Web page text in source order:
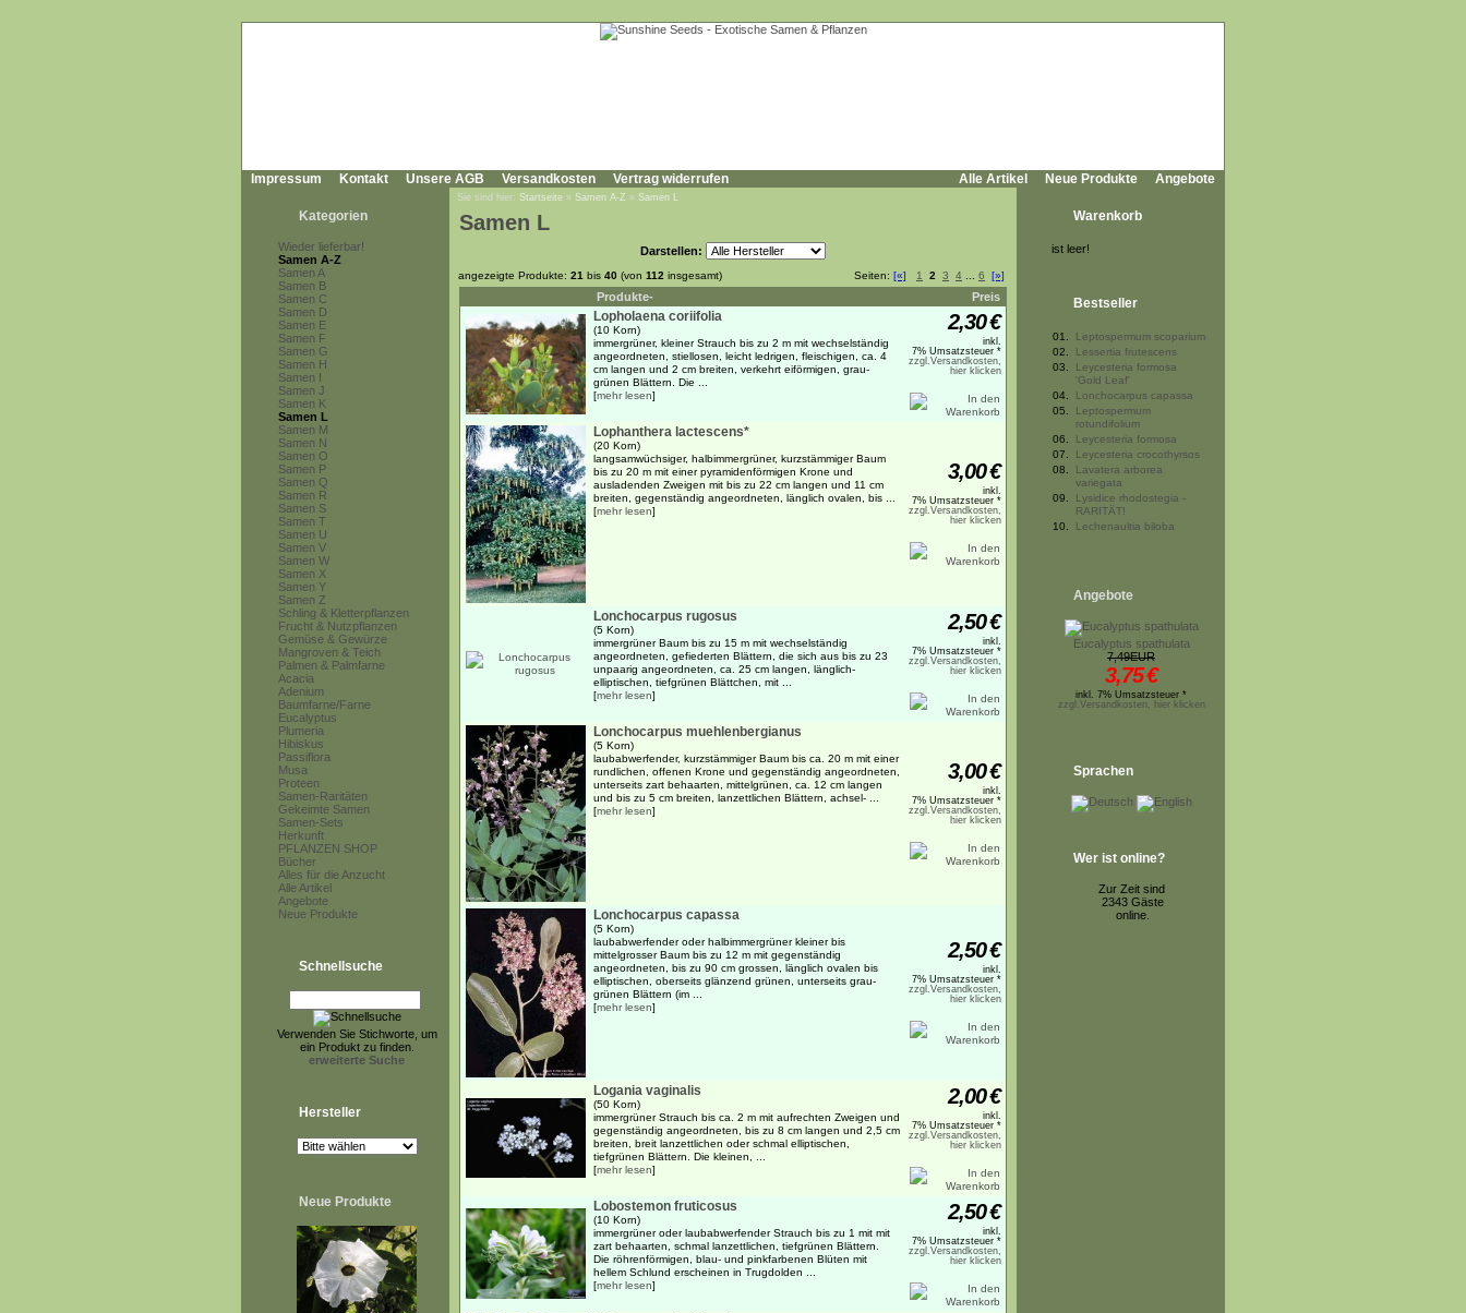
Impressum Kontakt Unsere AGB Versandkosten Vertrag widerrufen Alle Artikel Neue Produkte Angebote
Kategorien
Wieder lieferbar!
Samen A-Z
Samen A
Samen B
Samen C
Samen D
Samen E
Samen F
Samen G
Samen H
Samen I
Samen J
Samen K
Samen L
Samen M
Samen N
Samen O
Samen P
Samen Q
Samen R
Samen S
Samen T
Samen U
Samen V
Samen W
Samen X
Samen Y
Samen Z
Schling & Kletterpflanzen
Frucht & Nutzpflanzen
Gemüse & Gewürze
Mangroven & Teich
Palmen & Palmfarne
Acacia
Adenium
Baumfarne/Farne
Eucalyptus
Plumeria
Hibiskus
Passiflora
Musa
Proteen
Samen-Raritäten
Gekeimte Samen
Samen-Sets
Herkunft
PFLANZEN SHOP
Bücher
Alles für die Anzucht
Alle Artikel
Angebote
Neue Produkte
Schnellsuche
Verwenden Sie Stichworte, um
ein Produkt zu finden.
erweiterte Suche
Hersteller
Neue Produkte
Sie sind hier: Startseite » Samen A-Z » Samen L
Samen L
Darstellen:
angezeigte Produkte: 21 bis 40 (von 112 insgesamt) Seiten: [«] 1 2 3 4 6 [»]
Produkte- Preis
Lopholaena coriifolia
(10 Korn)
immergrüner, kleiner Strauch bis zu 2 m mit wechselständig
angeordneten, stiellosen, leicht ledrigen, fleischigen, ca. 4
cm langen und 2 cm breiten, verkehrt eiförmigen, grau-
grünen Blättern. Die ...
[mehr lesen]
2,30€
inkl.
7% Umsatzsteuer *
zzgl.Versandkosten,
hier klicken
Lophanthera lactescens*
(20 Korn)
langsamwüchsiger, halbimmergrüner, kurzstämmiger Baum
bis zu 20 m mit einer pyramidenförmigen Krone und
ausladenden Zweigen mit bis zu 22 cm langen und 11 cm
breiten, gegenständig angeordneten, länglich ovalen, bis ...
[mehr lesen]
3,00€
inkl.
7% Umsatzsteuer *
zzgl.Versandkosten,
hier klicken
Lonchocarpus rugosus
(5 Korn)
immergrüner Baum bis zu 15 m mit wechselständig
angeordneten, gefiederten Blättern, die sich aus bis zu 23
unpaarig angeordneten, ca. 25 cm langen, länglich-
elliptischen, tiefgrünen Blättchen, mit ...
[mehr lesen]
2,50€
inkl.
7% Umsatzsteuer *
zzgl.Versandkosten,
hier klicken
Lonchocarpus muehlenbergianus
(5 Korn)
laubabwerfender, kurzstämmiger Baum bis ca. 20 m mit einer
rundlichen, offenen Krone und gegenständig angeordneten,
unterseits zart behaarten, mittelgrünen, ca. 12 cm langen
und bis zu 5 cm breiten, lanzettlichen Blättern, achsel- ...
[mehr lesen]
3,00€
inkl.
7% Umsatzsteuer *
zzgl.Versandkosten,
hier klicken
Lonchocarpus capassa
(5 Korn)
laubabwerfender oder halbimmergrüner kleiner bis
mittelgrosser Baum bis zu 12 m mit gegenständig
angeordneten, bis zu 90 cm grossen, länglich ovalen bis
elliptischen, oberseits glänzend grünen, unterseits grau-
grünen Blättern (im ...
[mehr lesen]
2,50€
inkl.
7% Umsatzsteuer *
zzgl.Versandkosten,
hier klicken
Logania vaginalis
(50 Korn)
immergrüner Strauch bis ca. 2 m mit aufrechten Zweigen und
gegenständig angeordneten, bis zu 8 cm langen und 2,5 cm
breiten, breit lanzettlichen oder schmal elliptischen,
tiefgrünen Blättern. Die kleinen, ...
[mehr lesen]
2,00€
inkl.
7% Umsatzsteuer *
zzgl.Versandkosten,
hier klicken
Lobostemon fruticosus
(10 Korn)
immergrüner oder laubabwerfender Strauch bis zu 1 mit mit
zart behaarten, schmal lanzettlichen, tiefgrünen Blättern.
Die röhrenförmigen, blau- und pinkfarbenen Blüten mit
hellem Schlund erscheinen in Trugdolden ...
[mehr lesen]
2,50€
inkl.
7% Umsatzsteuer *
zzgl.Versandkosten,
hier klicken
Warenkorb
ist leer!
Bestseller
01.
Leptospermum scoparium
02.
Lessertia frutescens
03.
Leycesteria formosa
'Gold Leaf'
04.
Lonchocarpus capassa
05.
Leptospermum
rotundifolium
06.
Leycesteria formosa
07.
Leycesteria crocothyrsos
08.
Lavatera arborea
variegata
09.
Lysidice rhodostegia -
RARITÄT!
10.
Lechenaultia biloba
Angebote
Eucalyptus spathulata
7,49EUR
3,75€
inkl. 7% Umsatzsteuer *
zzgl.Versandkosten, hier klicken
Sprachen
Wer ist online?
Zur Zeit sind
2343 Gäste
online.